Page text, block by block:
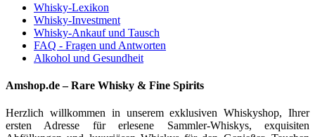
Whisky-Lexikon
Whisky-Investment
Whisky-Ankauf und Tausch
FAQ - Fragen und Antworten
Alkohol und Gesundheit
Amshop.de – Rare Whisky & Fine Spirits
Herzlich willkommen in unserem exklusiven Whiskyshop, Ihrer
ersten Adresse für erlesene Sammler-Whiskys, exquisiten